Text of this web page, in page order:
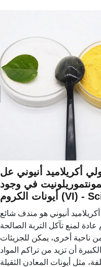
أكريلاميد أنيوني عل
في وجود
أيونات الكروم (VI) - ScienceDire
ct
أنيوني هو مندف شائع
عادة لمنع تآكل التربة الصالحة
ناحية أخرى، يمكن للجزيئات
الكبيرة أن تزيد من تراكم المواد
مثل أيونات المعادن الثقيلة